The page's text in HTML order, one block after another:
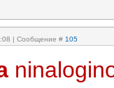
| Сообщение # 105